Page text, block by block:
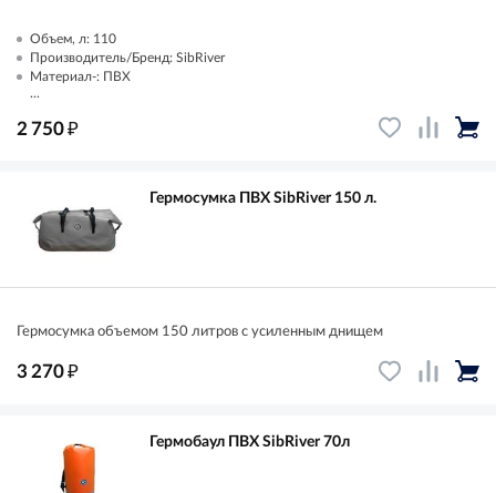
Объем, л: 110
Производитель/Бренд: SibRiver
Материал-: ПВХ
...
2 750₽
Гермосумка ПВХ SibRiver 150 л.
Гермоcумка объемом 150 литров с усиленным днищем
3 270₽
Гермобаул ПВХ SibRiver 70л